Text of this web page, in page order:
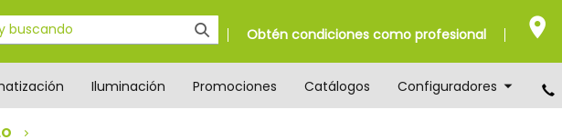
Obtén condiciones como profesional
Iluminación Promociones Catálogos Configuradores